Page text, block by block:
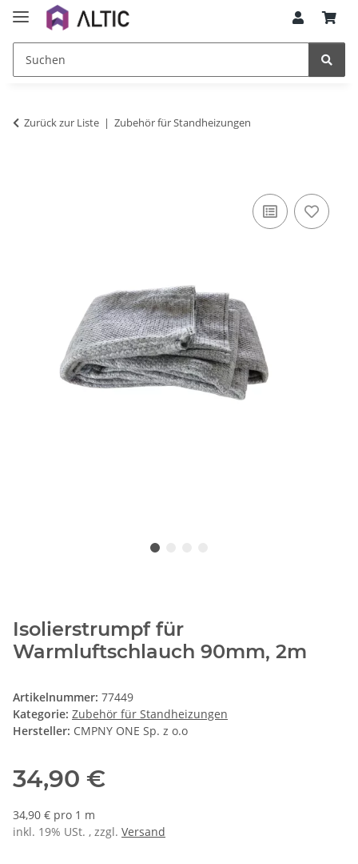
Zurück zur Liste Zubehör für Standheizungen
Isolierstrumpf für
Warmluftschlauch 90mm, 2m
Artikelnummer: 77449
Kategorie: Zubehör für Standheizungen
Hersteller: CMPNY ONE Sp. z o.o
34,90 €
34,90 € pro 1 m
inkl. 19% USt. , zzgl. Versand